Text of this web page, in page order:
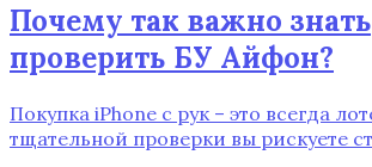
Почему так важно
проверить БУ Айфон?
Покупка iPhone с рук – это всегда
тщательной проверки вы рискуете